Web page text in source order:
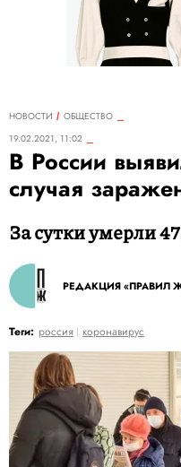
НОВОСТИ
ОБЩЕСТВО
19.02.2021, 11:02
В России
случая
За сутки умерли
РЕДАКЦИЯ «ПРАВИЛ
Теги: россия коронавирус